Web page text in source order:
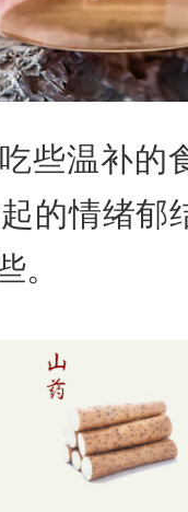
些温补的
的情绪郁
。